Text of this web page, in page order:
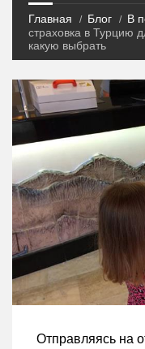
Главная Блог В
страховка в Турцию
какую выбрать
Отправляясь на